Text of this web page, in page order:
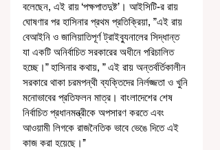
বলেছেন, এই রায় ‘পক্ষপাতদুষ্ট’। আইসিটি-র রায়
ঘোষণার পর হাসিনার প্রথম প্রতিক্রিয়া, ”এই রায়
বেআইনি ও জালিয়াতিপূর্ণ ট্রাইব্যুনালের সিদ্ধান্ত
যা একটি অনির্বাচিত সরকারের অধীনে পরিচালিত
হচ্ছে।” হাসিনার কথায়, ” এই রায় অন্তর্বর্তিকালীন
সরকারে থাকা চরমপন্থী ব্যক্তিদের নির্লজ্জতা ও খুনি
মনোভাবের প্রতিফলন মাত্র। বাংলাদেশের শেষ
নির্বাচিত প্রধানমন্ত্রীকে অপসারণ করতে এবং
আওয়ামী লিগকে রাজনৈতিক ভাবে ভেঙে দিতে এই
কাজ করা হয়েছে।’’